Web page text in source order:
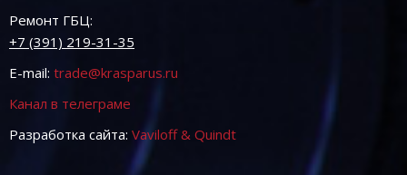
Ремонт ГБЦ:
+7 (391) 219-31-35
E-mail: trade@krasparus.ru
Канал в телеграме
Разработка сайта: Vaviloff & Quindt